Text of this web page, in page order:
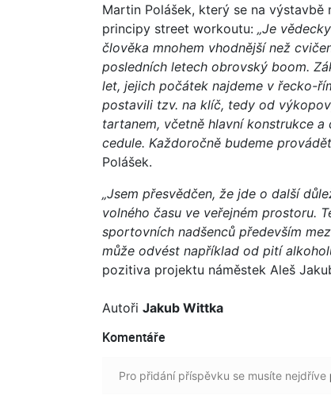
Martin Polášek, který se na
principy street workoutu: „Je
člověka mnohem vhodnější než
posledních letech obrovský boom.
let, jejich počátek najdeme v řecko-
postavili tzv. na klíč, tedy od
tartanem, včetně hlavní konstrukce
cedule. Každoročně budeme
Polášek.
„Jsem přesvědčen, že jde o další
volného času ve veřejném prostoru.
sportovních nadšenců především
může odvést například od pití
pozitiva projektu náměstek Aleš
Autoři Jakub Wittka
Komentáře
Pro přidání příspěvku se musíte nejdříve